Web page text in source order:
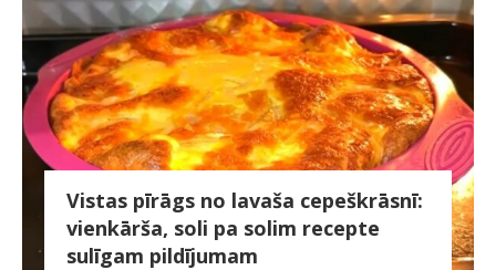
Vistas pīrāgs no lavaša cepeškrāsnī:
vienkārša, soli pa solim recepte
sulīgam pildījumam